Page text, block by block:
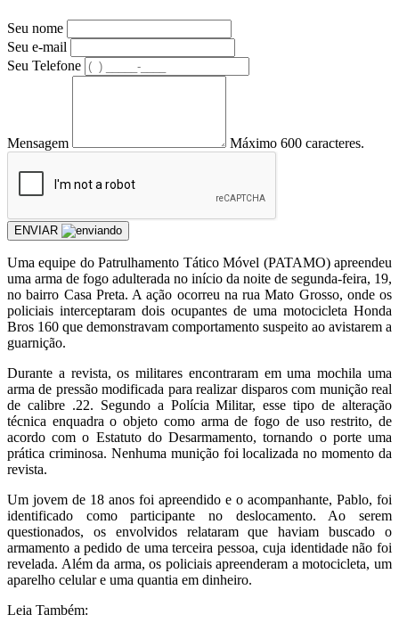
Seu nome
Seu e-mail
Seu Telefone
Mensagem Máximo 600 caracteres.
ENVIAR
Uma equipe do Patrulhamento Tático Móvel (PATAMO) apreendeu
uma arma de fogo adulterada no início da noite de segunda-feira, 19,
no bairro Casa Preta. A ação ocorreu na rua Mato Grosso, onde os
policiais interceptaram dois ocupantes de uma motocicleta Honda
Bros 160 que demonstravam comportamento suspeito ao avistarem a
guarnição.
Durante a revista, os militares encontraram em uma mochila uma
arma de pressão modificada para realizar disparos com munição real
de calibre .22. Segundo a Polícia Militar, esse tipo de alteração
técnica enquadra o objeto como arma de fogo de uso restrito, de
acordo com o Estatuto do Desarmamento, tornando o porte uma
prática criminosa. Nenhuma munição foi localizada no momento da
revista.
Um jovem de 18 anos foi apreendido e o acompanhante, Pablo, foi
identificado como participante no deslocamento. Ao serem
questionados, os envolvidos relataram que haviam buscado o
armamento a pedido de uma terceira pessoa, cuja identidade não foi
revelada. Além da arma, os policiais apreenderam a motocicleta, um
aparelho celular e uma quantia em dinheiro.
Leia Também: